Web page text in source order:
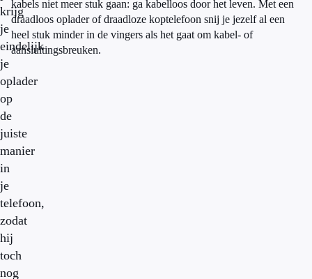
krijg
je
eindelijk
je
oplader
op
de
juiste
manier
in
je
telefoon,
zodat
hij
toch
nog
kabels niet meer stuk gaan: ga kabelloos door het leven. Met een
draadloos oplader of draadloze koptelefoon snij je jezelf al een
heel stuk minder in de vingers als het gaat om kabel- of
aansluitingsbreuken.